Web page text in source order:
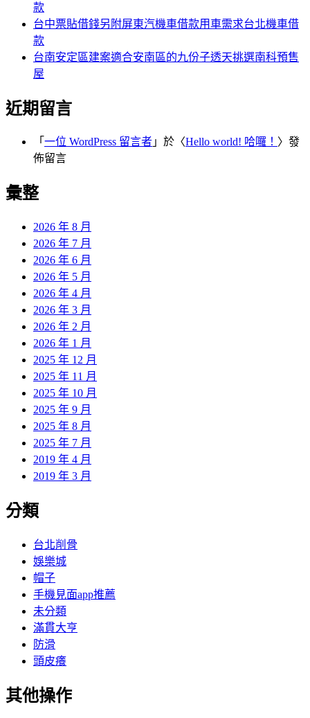
款
台中票貼借錢另附屏東汽機車借款用車需求台北機車借
款
台南安定區建案適合安南區的九份子透天挑選南科預售
屋
近期留言
「 一位 WordPress 留言者 」於〈Hello world! 哈囉！ 〉發
佈留言
彙整
2026 年 8 月
2026 年 7 月
2026 年 6 月
2026 年 5 月
2026 年 4 月
2026 年 3 月
2026 年 2 月
2026 年 1 月
2025 年 12 月
2025 年 11 月
2025 年 10 月
2025 年 9 月
2025 年 8 月
2025 年 7 月
2019 年 4 月
2019 年 3 月
分類
台北削骨
娛樂城
帽子
手機見面app推薦
未分類
滿貫大亨
防滑
頭皮癢
其他操作